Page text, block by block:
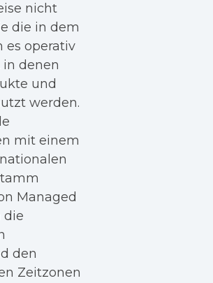
nicht
die in dem
es operativ
denen
und
werden.
mit einem
Managed
die
den
Zeitzonen